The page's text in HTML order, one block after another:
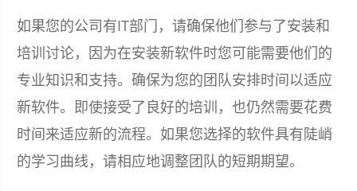
如果您的公司有IT部门，请确保他们参与了安装和
培训讨论，因为在安装新软件时您可能需要他们的
专业知识和支持。确保为您的团队安排时间以适应
新软件。即使接受了良好的培训，也仍然需要花费
时间来适应新的流程。如果您选择的软件具有陡峭
的学习曲线，请相应地调整团队的短期期望。